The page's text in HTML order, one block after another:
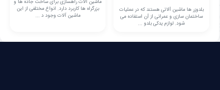
بلدوزر ها ماشین آلاتی هستند که در عملیات
ساختمان سازی و عمرانی از آن استفاده می
شود. لوازم یدکی بلدو ...
ماشین آلات راهسازی برای ساخت جاده ها و
بزرگراه ها کاربرد دارد. انواع مختلفی از این
ماشین آلات وجود د ...